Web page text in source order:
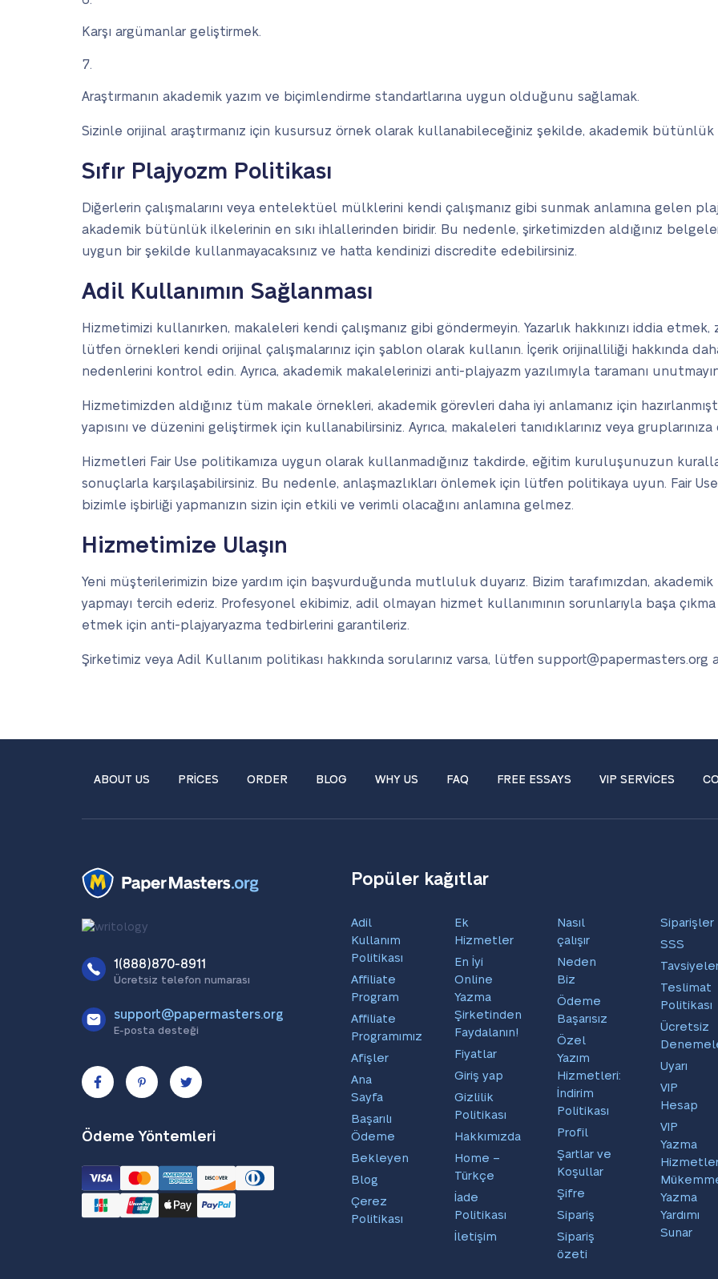
Karşı argümanlar geliştirmek.
Araştırmanın akademik yazım ve biçimlendirme standartlarına uygun olduğunu sağlamak.
Sizinle orijinal araştırmanız için kusursuz örnek olarak kullanabileceğiniz şekilde, akademik bütünlük
Sıfır Plajyozm Politikası
Diğerlerin çalışmalarını veya entelektüel mülklerini kendi çalışmanız gibi sunmak anlamına gelen
akademik bütünlük ilkelerinin en sıkı ihlallerinden biridir. Bu nedenle, şirketimizden aldığınız
uygun bir şekilde kullanmayacaksınız ve hatta kendinizi discredite edebilirsiniz.
Adil Kullanımın Sağlanması
Hizmetimizi kullanırken, makaleleri kendi çalışmanız gibi göndermeyin. Yazarlık hakkınızı iddia
lütfen örnekleri kendi orijinal çalışmalarınız için şablon olarak kullanın. İçerik orijinalliliği hakkında
nedenlerini kontrol edin. Ayrıca, akademik makalelerinizi anti-plajyazm yazılımıyla taramanı
Hizmetimizden aldığınız tüm makale örnekleri, akademik görevleri daha iyi anlamanız için
yapısını ve düzenini geliştirmek için kullanabilirsiniz. Ayrıca, makaleleri tanıdıklarınız veya
Hizmetleri Fair Use politikamıza uygun olarak kullanmadığınız takdirde, eğitim kuruluşunuzun
sonuçlarla karşılaşabilirsiniz. Bu nedenle, anlaşmazlıkları önlemek için lütfen politikaya uyun. Fair
bizimle işbirliği yapmanızın sizin için etkili ve verimli olacağını anlamına gelmez.
Hizmetimize Ulaşın
Yeni müşterilerimizin bize yardım için başvurduğunda mutluluk duyarız. Bizim tarafımızdan,
yapmayı tercih ederiz. Profesyonel ekibimiz, adil olmayan hizmet kullanımının sorunlarıyla başa
etmek için anti-plajyaryazma tedbirlerini garantileriz.
Şirketimiz veya Adil Kullanım politikası hakkında sorularınız varsa, lütfen
ABOUT US PRICES ORDER BLOG WHY US FAQ FREE ESSAYS VIP SERVICES
1(888)870-8911
Ücretsiz telefon numarası
support@papermasters.org
E-posta desteği
Ödeme Yöntemleri
Popüler kağıtlar
Adil
Kullanım
Politikası
Affiliate
Program
Affiliate
Programımız
Afişler
Ana
Sayfa
Başarılı
Ödeme
Bekleyen
Blog
Çerez
Politikası
Ek
Hizmetler
En İyi
Online
Yazma
Şirketinden
Faydalanın!
Fiyatlar
Giriş yap
Gizlilik
Politikası
Hakkımızda
Home –
Türkçe
İade
Politikası
İletişim
Nasıl
çalışır
Neden
Biz
Ödeme
Başarısız
Özel
Yazım
Hizmetleri:
İndirim
Politikası
Profil
Şartlar ve
Koşullar
Şifre
Sipariş
Sipariş
özeti
Siparişler
SSS
Teslimat
Politikası
Ücretsiz
Uyarı
VIP
Hesap
VIP
Yazma
Yazma
Yardımı
Sunar